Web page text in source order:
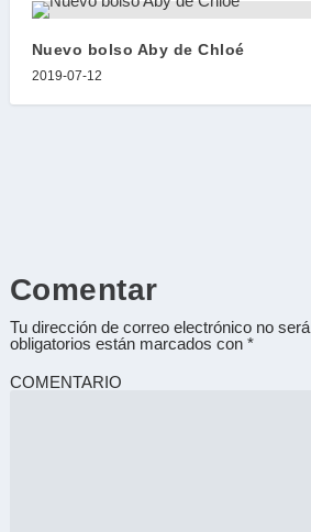
Nuevo bolso Aby de Chloé
2019-07-12
Comentar
Tu dirección de correo electrónico no
obligatorios están marcados con *
COMENTARIO